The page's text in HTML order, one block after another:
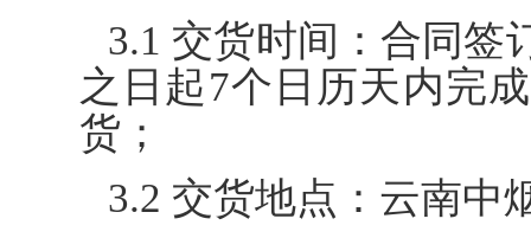
3.1 交货时间：合同签
之日起7个日历天内完
货；
3.2 交货地点：云南中